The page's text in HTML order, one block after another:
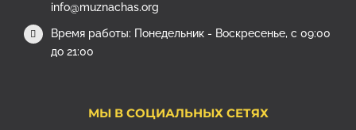
info@muznachas.org
Время работы: Понедельник - Воскресенье, с 09:00
до 21:00
МЫ В СОЦИАЛЬНЫХ СЕТЯХ